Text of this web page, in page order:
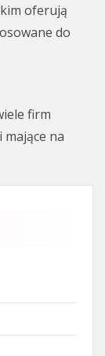
oferują
do
firm
na